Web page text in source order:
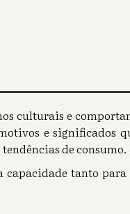
culturais e
e significados
de consumo.
tanto para